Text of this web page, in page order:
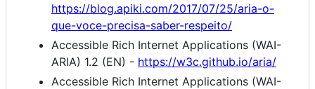
https://blog.apiki.com/2017/07/25/aria-o-
que-voce-precisa-saber-respeito/
Accessible Rich Internet Applications (WAI-
ARIA) 1.2 (EN) - https://w3c.github.io/aria/
Accessible Rich Internet Applications (WAI-